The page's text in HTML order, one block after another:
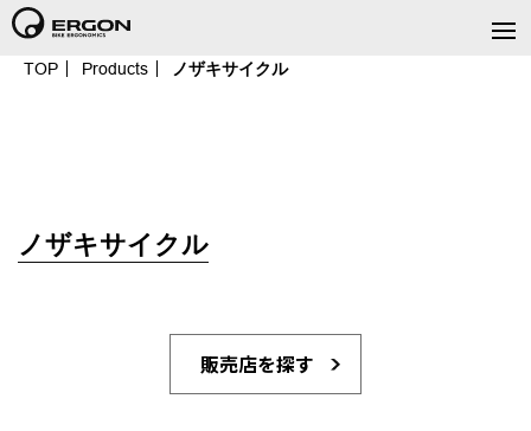
TOP Products ノザキサイクル
ノザキサイクル
販売店を探す